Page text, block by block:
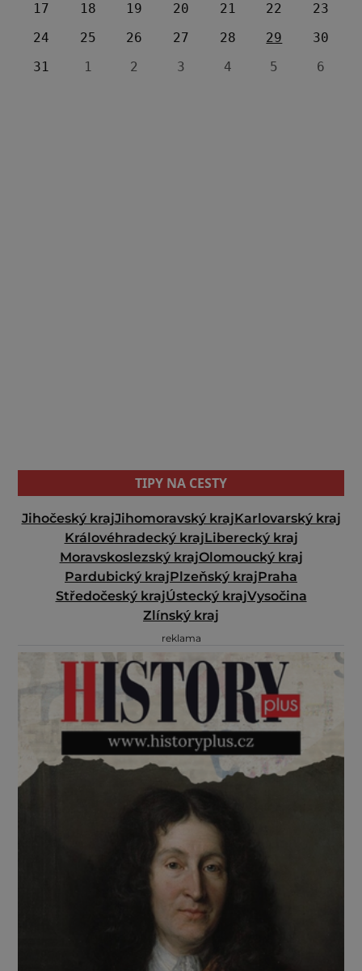
17
18 19 20 21 22
23
24
25 26 27 28 29
30
31
1 2 3 4 5 6
TIPY NA CESTY
Jihočeský krajJihomoravský krajKarlovarský kraj
Královéhradecký krajLiberecký kraj
Moravskoslezský krajOlomoucký kraj
Pardubický krajPlzeňský krajPraha
Středočeský krajÚstecký krajVysočina
Zlínský kraj
reklama